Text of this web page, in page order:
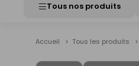
Tous nos produits
Accueil Tous les produits